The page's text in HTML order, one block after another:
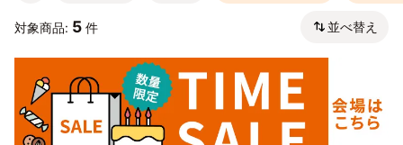
対象商品: 5 件 並べ替え